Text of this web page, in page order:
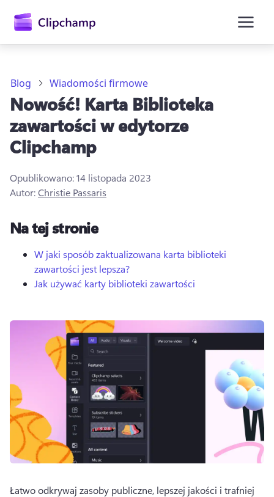
głównej
Zaloguj się
Wypróbuj bezpłatnie
Blog Wiadomości firmowe
Nowość! Karta Biblioteka
zawartości w edytorze
Clipchamp
Opublikowano:14 listopada 2023
Autor:Christie Passaris
Na tej stronie
W jaki sposób zaktualizowana karta biblioteki
zawartości jest lepsza?
Jak używać karty biblioteki zawartości
Łatwo odkrywaj zasoby publiczne, lepszej jakości i trafniej